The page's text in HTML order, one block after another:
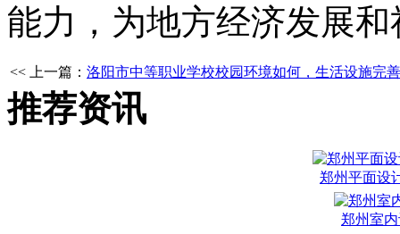
能力，为地方经济发展
<< 上一篇： 洛阳市中等职业学校校园环境如何，生活设施完
推荐资讯
郑州平面设
郑州室